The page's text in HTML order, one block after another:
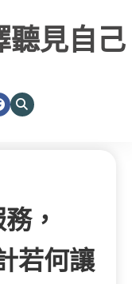
聽見自己
，
若何讓